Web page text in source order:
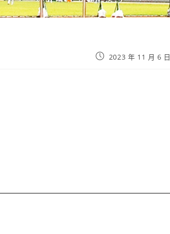
2023 年 11 月 6 日